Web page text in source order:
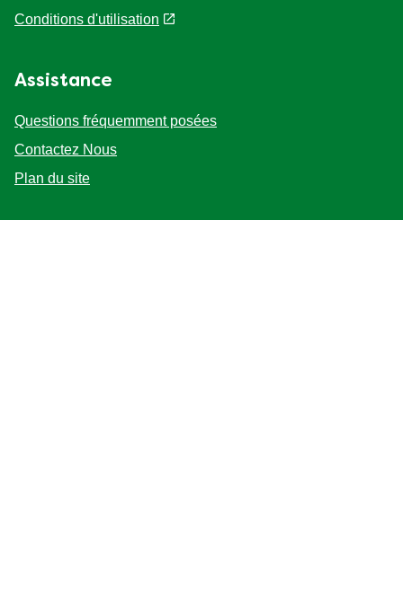
Conditions d'utilisation
Assistance
Questions fréquemment posées
Contactez Nous
Plan du site